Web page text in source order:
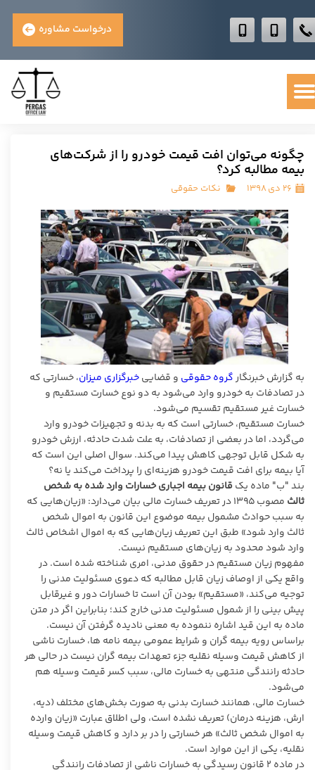
درخواست مشاوره
چگونه می‌توان افت قیمت خودرو را از شرکت‌های
بیمه مطالبه کرد؟
۲۶ دی ۱۳۹۸ نکات حقوقی
به گزارش خبرنگارگروه حقوقی و قضاییخبرگزاری میزان، خسارتی که
در تصادفات به خودرو وارد می‌شود به دو نوع خسارت مستقیم و
خسارت غیر مستقیم تقسیم می‌شود.
خسارت مستقیم، خسارتی است که به بدنه و تجهیزات خودرو وارد
می‌گردد، اما در بعضی از تصادفات، به علت شدت حادثه، ارزش خودرو
به شکل قابل توجهی کاهش پیدا می‌کند. سوال اصلی این است که
آیا بیمه برای افت قیمت خودرو هزینه‌ای را پرداخت می‌کند یا نه؟
بند "ب" ماده یک قانون بیمه اجباریخسارات وارد شده به شخص
ثالث
مصوب ۱۳۹۵ در تعریف خسارت مالی بیان می‌دارد: «زیان‌هایی که
به سبب حوادث مشمول بیمه موضوع این قانون به اموال شخص
ثالث وارد شود» طبق این تعریف زیان‌هایی که به اموال اشخاص ثالث
وارد شود محدود به زیان‌های مستقیم نیست.
مفهوم زیان مستقیم در حقوق مدنی، امری شناخته شده است. در
واقع یکی از اوصاف زیان قابل مطالبه که دعوی مسئولیت مدنی را
توجیه می‌کند، «مستقیم» بودن آن است تا خسارات دور و غیرقابل
پیش بینی را از شمول مسئولیت مدنی خارج کند؛ بنابراین اگر در متن
ماده به این قید اشاره ننموده به معنی نادیده گرفتن آن نیست.
براساس رویه بیمه گران و شرایط عمومی بیمه نامه ها، خسارت ناشی
از کاهش قیمت وسیله نقلیه جزء تعهدات بیمه گران نیست در حالی هر
حادثه رانندگی منتهی به خسارت مالی، سبب کسر قیمت وسیله هم
می‌شود.
خسارت مالی، همانند خسارت بدنی به صورت بخش‌های مختلف (دیه،
ارش، هزینه درمان) تعریف نشده است، ولی اطلاق عبارت «زیان وارده
به اموال شخص ثالث» هر خسارتی را در بر دارد و کاهش قیمت وسیله
نقلیه، یکی از این موارد است.
در ماده ۲ قانون رسیدگی به خسارات ناشی از تصادفات رانندگی